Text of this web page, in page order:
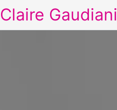
Claire Gaudiani